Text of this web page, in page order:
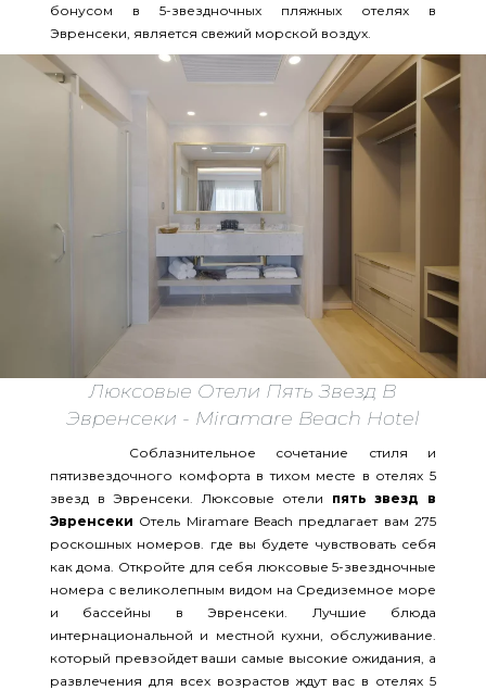
бонусом в 5-звездночных пляжных отелях в
Эвренсеки, является свежий морской воздух.
Люксовые Отели Пять Звезд В
Эвренсеки - Miramare Beach Hotel
Соблазнительное сочетание стиля и
пятизвездочного комфорта в тихом месте в отелях 5
звезд в Эвренсеки. Люксовые отели пять звезд в
Эвренсеки Отель Miramare Beach предлагает вам 275
роскошных номеров. где вы будете чувствовать себя
как дома. Откройте для себя люксовые 5-звездночные
номера с великолепным видом на Средиземное море
и бассейны в Эвренсеки. Лучшие блюда
интернациональной и местной кухни, обслуживание.
который превзойдет ваши самые высокие ожидания, а
развлечения для всех возрастов ждут вас в отелях 5